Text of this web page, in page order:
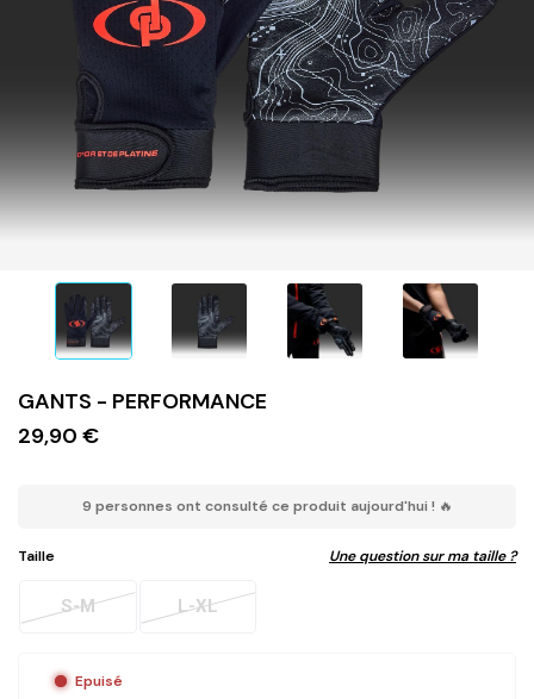
GANTS - PERFORMANCE
29,90 €
9 personnes ont consulté ce produit aujourd'hui ! 🔥
Taille Une question sur ma taille ?
S-M L-XL
Epuisé